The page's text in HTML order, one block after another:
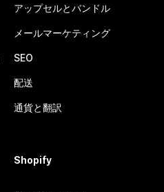
アップセルとバンドル
メールマーケティング
SEO
配送
通貨と翻訳
Shopify